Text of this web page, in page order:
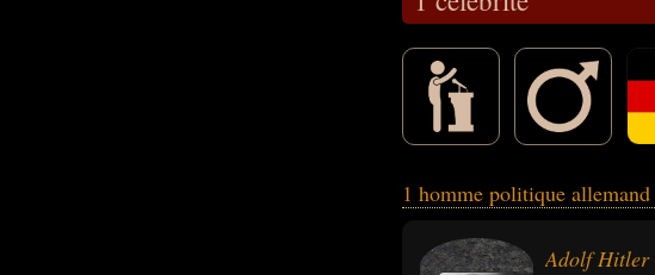
1 homme politique allemand
Adolf Hitler